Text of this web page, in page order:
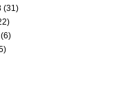
(31)
(6)